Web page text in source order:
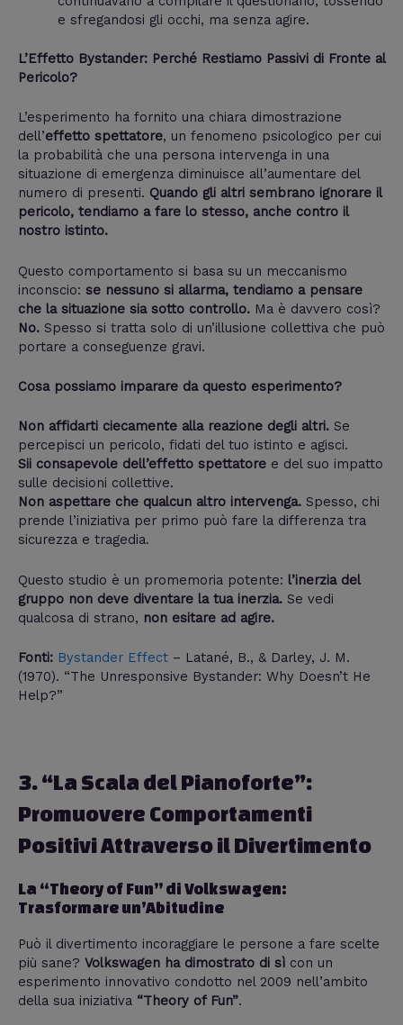
e sfregandosi gli occhi, ma senza agire.
L’Effetto Bystander: Perché Restiamo Passivi di Fronte al
Pericolo?
L’esperimento ha fornito una chiara dimostrazione
dell’effetto spettatore, un fenomeno psicologico per cui
la probabilità che una persona intervenga in una
situazione di emergenza diminuisce all’aumentare del
numero di presenti. Quando gli altri sembrano ignorare il
pericolo, tendiamo a fare lo stesso, anche contro il
nostro istinto.
Questo comportamento si basa su un meccanismo
inconscio: se nessuno si allarma, tendiamo a pensare
che la situazione sia sotto controllo. Ma è davvero così?
No. Spesso si tratta solo di un’illusione collettiva che può
portare a conseguenze gravi.
Cosa possiamo imparare da questo esperimento?
Non affidarti ciecamente alla reazione degli altri. Se
percepisci un pericolo, fidati del tuo istinto e agisci.
Sii consapevole dell’effetto spettatore e del suo impatto
sulle decisioni collettive.
Non aspettare che qualcun altro intervenga. Spesso, chi
prende l’iniziativa per primo può fare la differenza tra
sicurezza e tragedia.
Questo studio è un promemoria potente: l’inerzia del
gruppo non deve diventare la tua inerzia. Se vedi
qualcosa di strano, non esitare ad agire.
Fonti: Bystander Effect – Latané, B., & Darley, J. M.
(1970). “The Unresponsive Bystander: Why Doesn’t He
Help?”
3. “La Scala del Pianoforte”:
Promuovere Comportamenti
Positivi Attraverso il Divertimento
La “Theory of Fun” di Volkswagen:
Trasformare un’Abitudine
Può il divertimento incoraggiare le persone a fare scelte
più sane? Volkswagen ha dimostrato di sì con un
esperimento innovativo condotto nel 2009 nell’ambito
della sua iniziativa “Theory of Fun”.